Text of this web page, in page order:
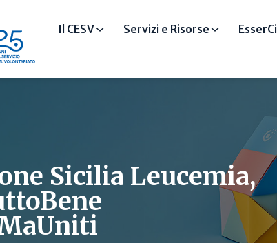
Il CESV Servizi e Risorse EsserCi
Sicilia Leucemia,